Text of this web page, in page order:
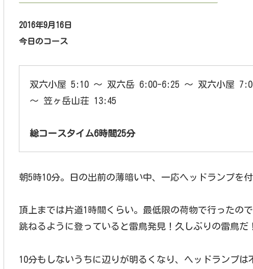
2016年9月16日
今日のコース
双六小屋 5:10 ～ 双六岳 6:00-6:25 ～ 双六小屋
～ 笠ヶ岳山荘 13:45
総コースタイム6時間25分
朝5時10分。日の出前の薄暗い中、一応ヘッドランプを付
頂上までは片道1時間くらい。最低限の荷物で行ったの
跳ねるように登っていると雷鳥発見！久しぶりの雷鳥だ
10分もしないうちに辺りが明るくなり、ヘッドランプは